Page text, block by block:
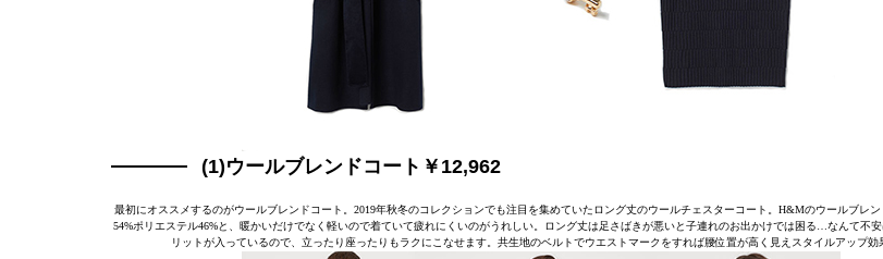
(1)ウールブレンドコート￥12,962
最初にオススメするのがウールブレンドコート。2019年秋冬のコレクションでも注目を集めていたロング丈のウールチェスターコート。H&Mのウールブレ
54%ポリエステル46%と、暖かいだけでなく軽いので着ていて疲れにくいのがうれしい。ロング丈は足さばきが悪いと子連れのお出かけでは困る…なんて不
リットが入っているので、立ったり座ったりもラクにこなせます。共生地のベルトでウエストマークをすれば腰位置が高く見えスタイルアップ効